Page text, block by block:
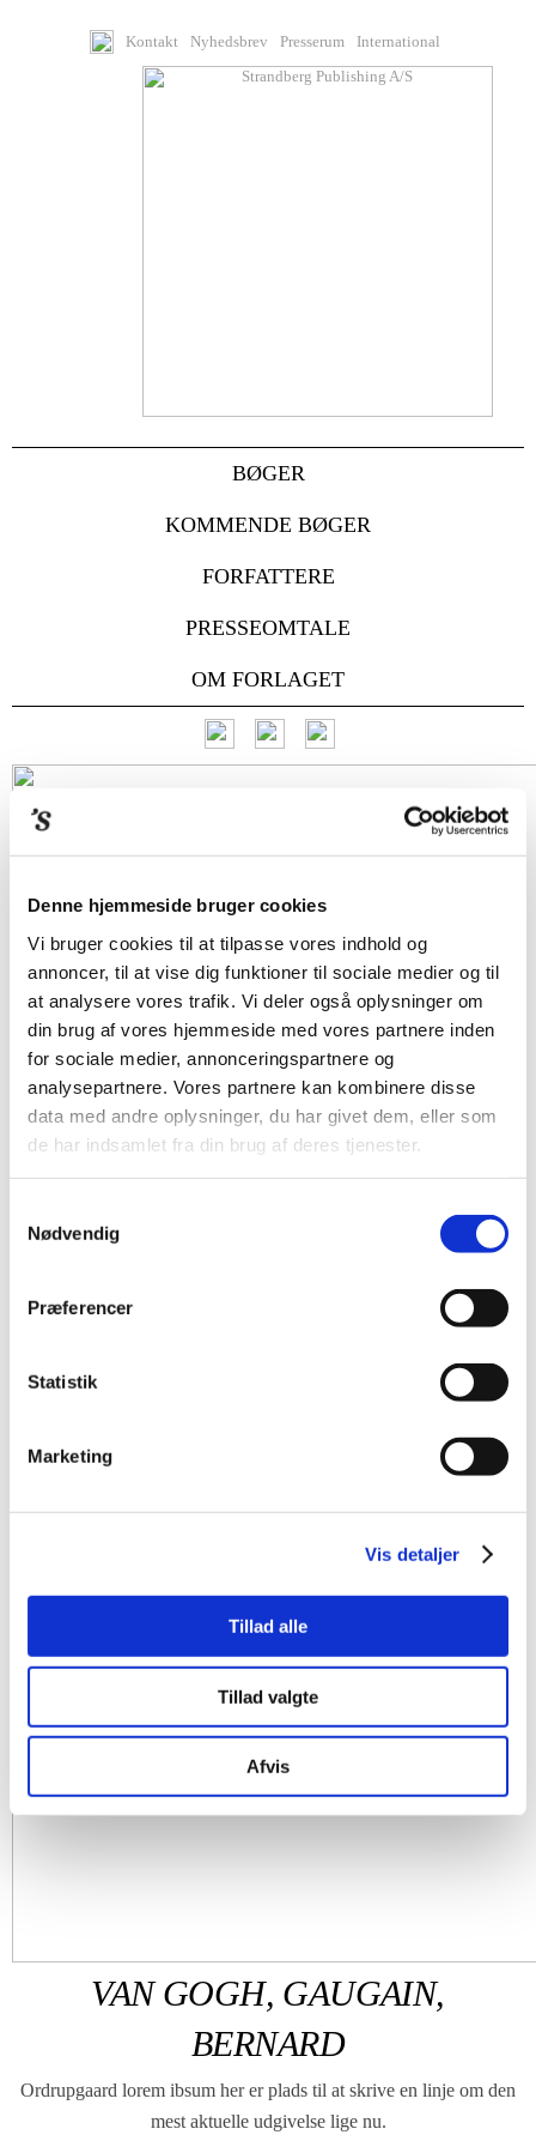
Denne hjemmeside bruger cookies
Vi bruger cookies til at tilpasse vores indhold og
annoncer, til at vise dig funktioner til sociale medier og til
at analysere vores trafik. Vi deler også oplysninger om
din brug af vores hjemmeside med vores partnere inden
for sociale medier, annonceringspartnere og
analysepartnere. Vores partnere kan kombinere disse
data med andre oplysninger, du har givet dem, eller som
de har indsamlet fra din brug af deres tjenester.
Nødvendig
Præferencer
Statistik
Marketing
Vis detaljer
Tillad alle
Tillad valgte
Afvis
Kontakt Nyhedsbrev Presserum International
BØGER
KOMMENDE BØGER
FORFATTERE
PRESSEOMTALE
OM FORLAGET
VAN GOGH, GAUGAIN,
BERNARD
Ordrupgaard lorem ibsum her er plads til at skrive en linje om den
mest aktuelle udgivelse lige nu.